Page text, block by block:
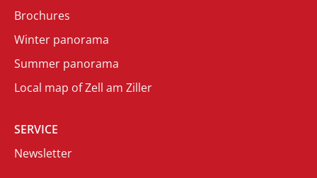
Brochures
Winter panorama
Summer panorama
Local map of Zell am Ziller
SERVICE
Newsletter